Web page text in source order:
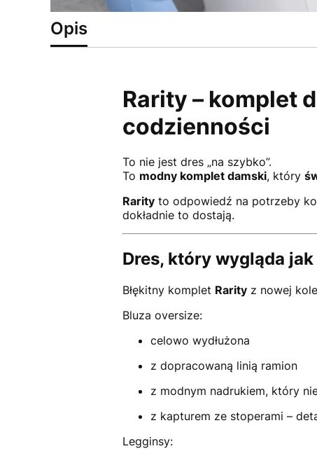
Opis
Rarity – komplet
codzienności
To nie jest dres „na szybko”.
To modny komplet damski, który
Rarityto odpowiedź na potrzeby
dokładnie to dostają.
Dres, który wygląda
Błękitny komplet Rarityz nowej
Bluza oversize:
celowo wydłużona
z dopracowaną linią ramion
z modnym nadrukiem, który
z kapturem ze stoperami –
Legginsy: